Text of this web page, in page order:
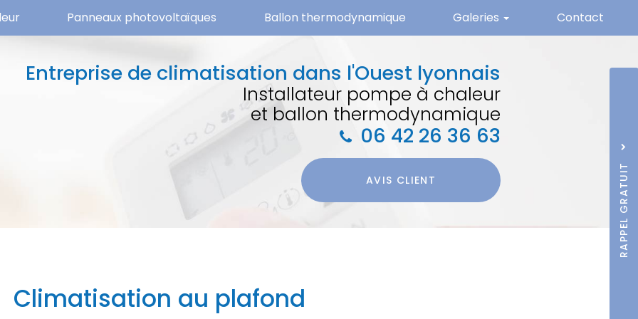
Panneaux photovoltaïques Ballon thermodynamique Galeries
Pompe à chaleur
Panneaux photovoltaïques
Ballon thermodynamique
Contact
Entreprise de climatisation dans l'Ouest lyonnais
Installateur pompe à chaleur
et ballon thermodynamique
06 42 26 36 63
AVIS CLIENT
Climatisation au plafond
RAPPEL GRATUIT
confidentialité.
RGPD*
Quel code est